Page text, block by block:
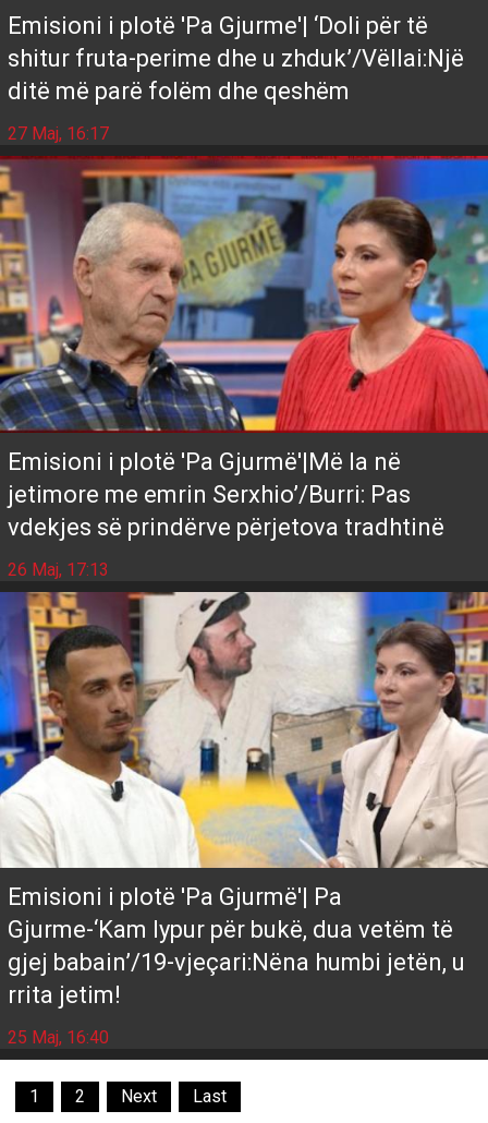
Emisioni i plotë 'Pa Gjurme'| ‘Doli për të
shitur fruta-perime dhe u zhduk’/Vëllai:Një
ditë më parë folëm dhe qeshëm
27 Maj, 16:17
Emisioni i plotë 'Pa Gjurmë'|Më la në
jetimore me emrin Serxhio’/Burri: Pas
vdekjes së prindërve përjetova tradhtinë
26 Maj, 17:13
Emisioni i plotë 'Pa Gjurmë'| Pa
Gjurme-‘Kam lypur për bukë, dua vetëm të
gjej babain’/19-vjeçari:Nëna humbi jetën, u
rrita jetim!
25 Maj, 16:40
1 2 Next Last